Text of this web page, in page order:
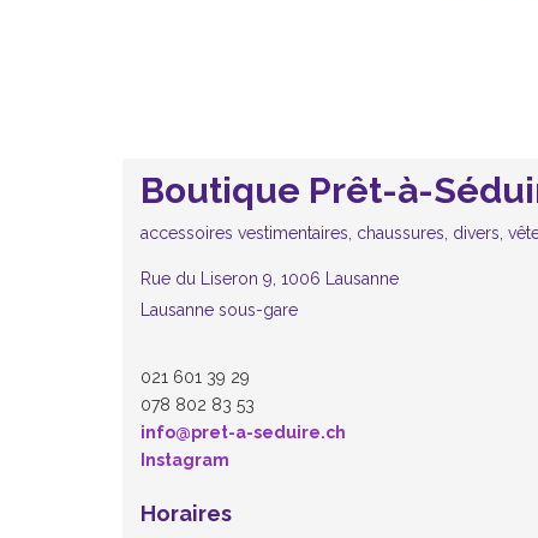
Boutique Prêt-à-
accessoires vestimentaires, chaussures, divers,
Rue du Liseron 9, 1006 Lausanne
Lausanne sous-gare
021 601 39 29
078 802 83 53
info@pret-a-seduire.ch
Instagram
Horaires